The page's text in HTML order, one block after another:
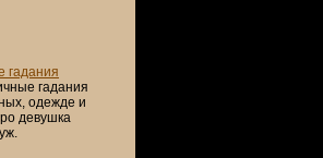
гадания
гадания
одежде и
девушка